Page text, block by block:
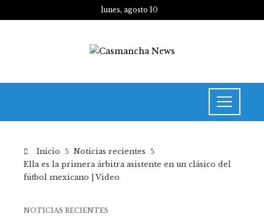
lunes, agosto 10
Inicio
Noticias recientes
Ella es la primera árbitra asistente en un clásico del
fútbol mexicano | Video
NOTICIAS RECIENTES